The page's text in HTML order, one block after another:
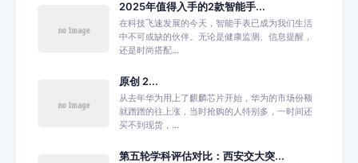
2025年值得入手的2款智能手...
在科技飞速发展的今天，智能手表已成为我们生活
中不可或缺的伙伴。无论是健康监测、信息提醒，
还是时尚搭配...
原创 2...
从去年华为用上了麒麟芯片开始，华为的市场份额
就蹭蹭的往上涨，当时抢购的人特别多，一时间还
买不到现货，...
第五轮学科评估对比：西安交大突...